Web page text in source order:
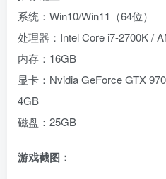
系统：Win10/Win11（64位）
处理器：Intel Core i7-2700K /
内存：16GB
显卡：Nvidia GeForce GTX
4GB
磁盘：25GB
游戏截图：